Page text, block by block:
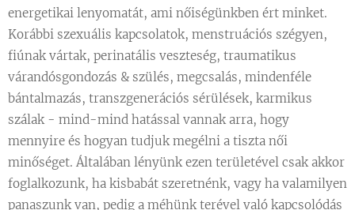
energetikai lenyomatát, ami nőiségünkben ért minket.
Korábbi szexuális kapcsolatok, menstruációs szégyen,
fiúnak vártak, perinatális veszteség, traumatikus
várandósgondozás & szülés, megcsalás, mindenféle
bántalmazás, transzgenerációs sérülések, karmikus
szálak - mind-mind hatással vannak arra, hogy
mennyire és hogyan tudjuk megélni a tiszta női
minőséget. Általában lényünk ezen területével csak akkor
foglalkozunk, ha kisbabát szeretnénk, vagy ha valamilyen
panaszunk van, pedig a méhünk terével való kapcsolódás